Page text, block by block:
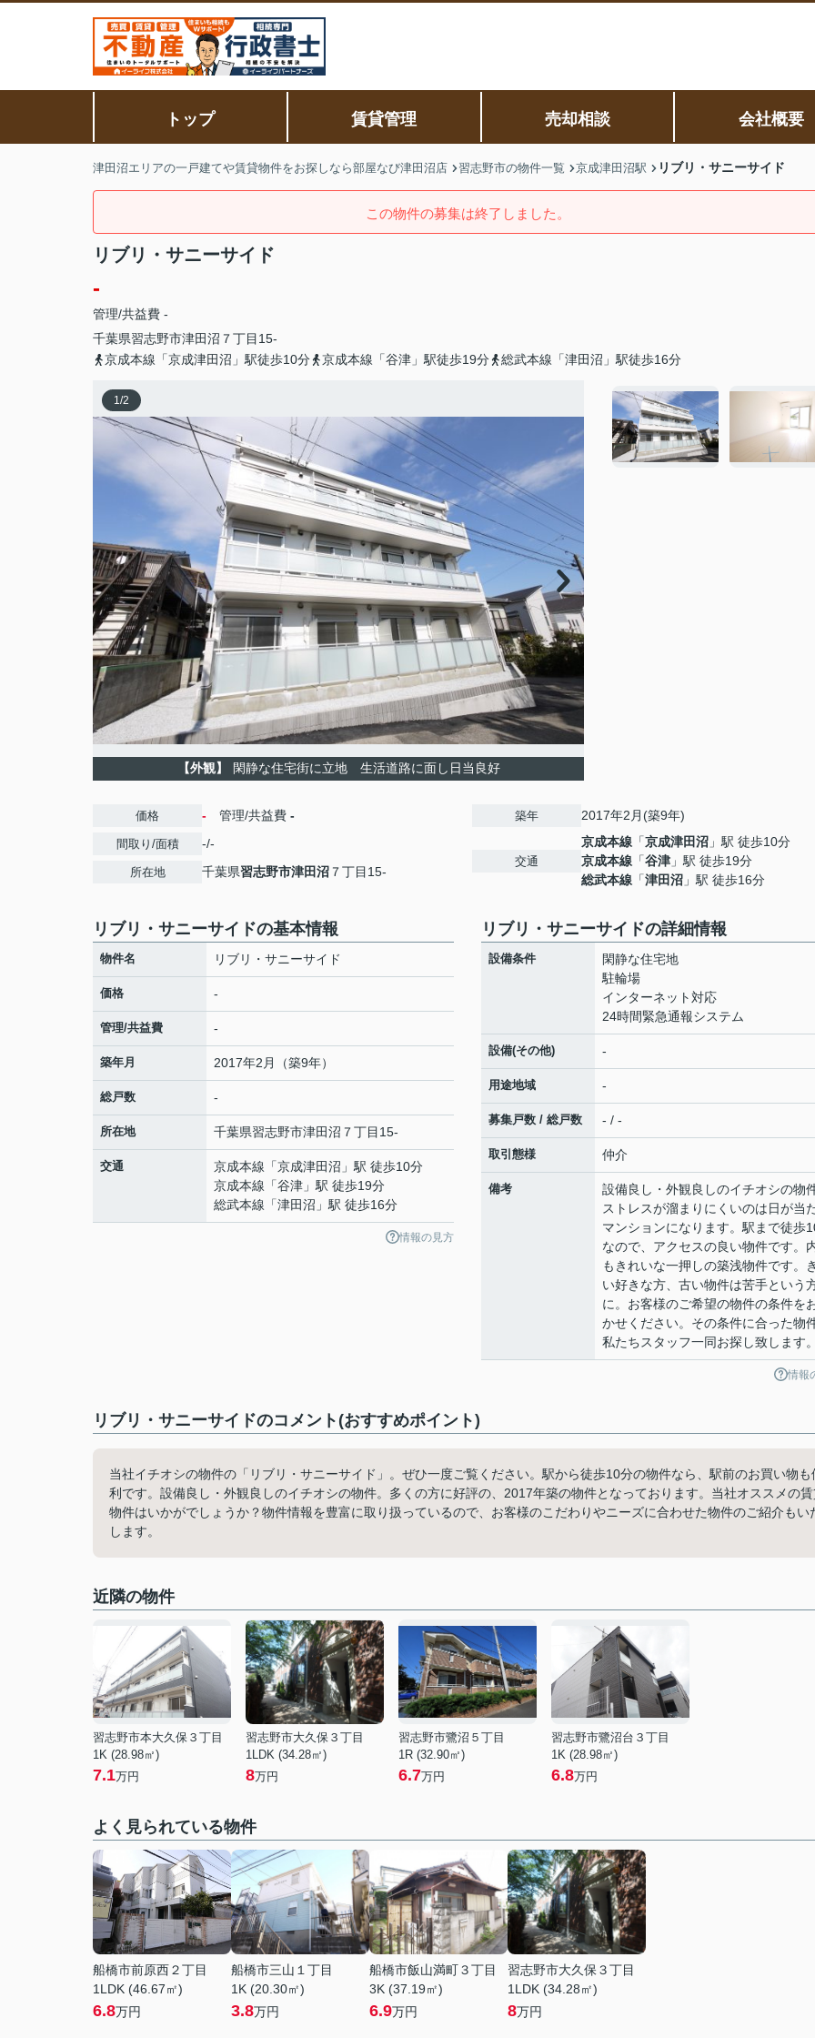
トップ 賃貸管理 売却相談 会社概要
津田沼エリアの一戸建てや賃貸物件をお探しなら部屋なび津田沼店 習志野市の物件一覧 京成津田沼駅 リブリ・サニーサイド
この物件の募集は終了しました。
リブリ・サニーサイド
-
管理/共益費 -
千葉県習志野市津田沼 ７丁目15-
京成本線「京成津田沼」駅徒歩10分
京成本線「谷津」駅徒歩19分 総武本線「津田沼」駅徒歩16分
1/2
【外観】 閑静な住宅街に立地 生活道路に面し日当良好
価格 - 管理/共益費 -
間取り/面積 -/-
所在地 千葉県習志野市津田沼 ７丁目15-
築年 2017年2月(築9年)
交通
京成本線 「京成津田沼 」駅 徒歩10分
京成本線 「谷津 」駅 徒歩19分
総武本線 「津田沼 」駅 徒歩16分
リブリ・サニーサイドの基本情報
物件名 リブリ・サニーサイド
価格 -
管理/共益費 -
築年月 2017年2月（築9年）
総戸数 -
所在地 千葉県習志野市津田沼 ７丁目15-
交通 京成本線 「京成津田沼 」駅 徒歩10分
京成本線 「谷津 」駅 徒歩19分
総武本線 「津田沼 」駅 徒歩16分
情報の見方
リブリ・サニーサイドの詳細情報
設備条件
閑静な住宅地
駐輪場
インターネット対応
24時間緊急通報システム
設備(その他) -
用途地域 -
募集戸数 / 総戸数 - / -
取引態様 仲介
備考
設備良し・外観良しのイチオシの物件
ストレスが溜まりにくいのは日が当
マンションになります。駅まで徒歩
なので、アクセスの良い物件です。
もきれいな一押しの築浅物件です。
い好きな方、古い物件は苦手という
に。お客様のご希望の物件の条件を
かせください。その条件に合った物
私たちスタッフ一同お探し致します。
情報
リブリ・サニーサイドのコメント(おすすめポイント)
当社イチオシの物件の「リブリ・サニーサイド」。ぜひ一度ご覧ください。駅から徒歩10分の物件なら、駅前のお買い物も
利です。設備良し・外観良しのイチオシの物件。多くの方に好評の、2017年築の物件となっております。当社オススメの
物件はいかがでしょうか？物件情報を豊富に取り扱っているので、お客様のこだわりやニーズに合わせた物件のご紹介もい
します。
近隣の物件
習志野市本大久保３丁目
1K (28.98㎡)
7.1万円
習志野市大久保３丁目
1LDK (34.28㎡)
8万円
習志野市鷺沼５丁目
1R (32.90㎡)
6.7万円
習志野市鷺沼台３丁目
1K (28.98㎡)
6.8万円
よく見られている物件
船橋市前原西２丁目
1LDK (46.67㎡)
6.8万円
船橋市三山１丁目
1K (20.30㎡)
3.8万円
船橋市飯山満町３丁目
3K (37.19㎡)
6.9万円
習志野市大久保３丁目
1LDK (34.28㎡)
8万円